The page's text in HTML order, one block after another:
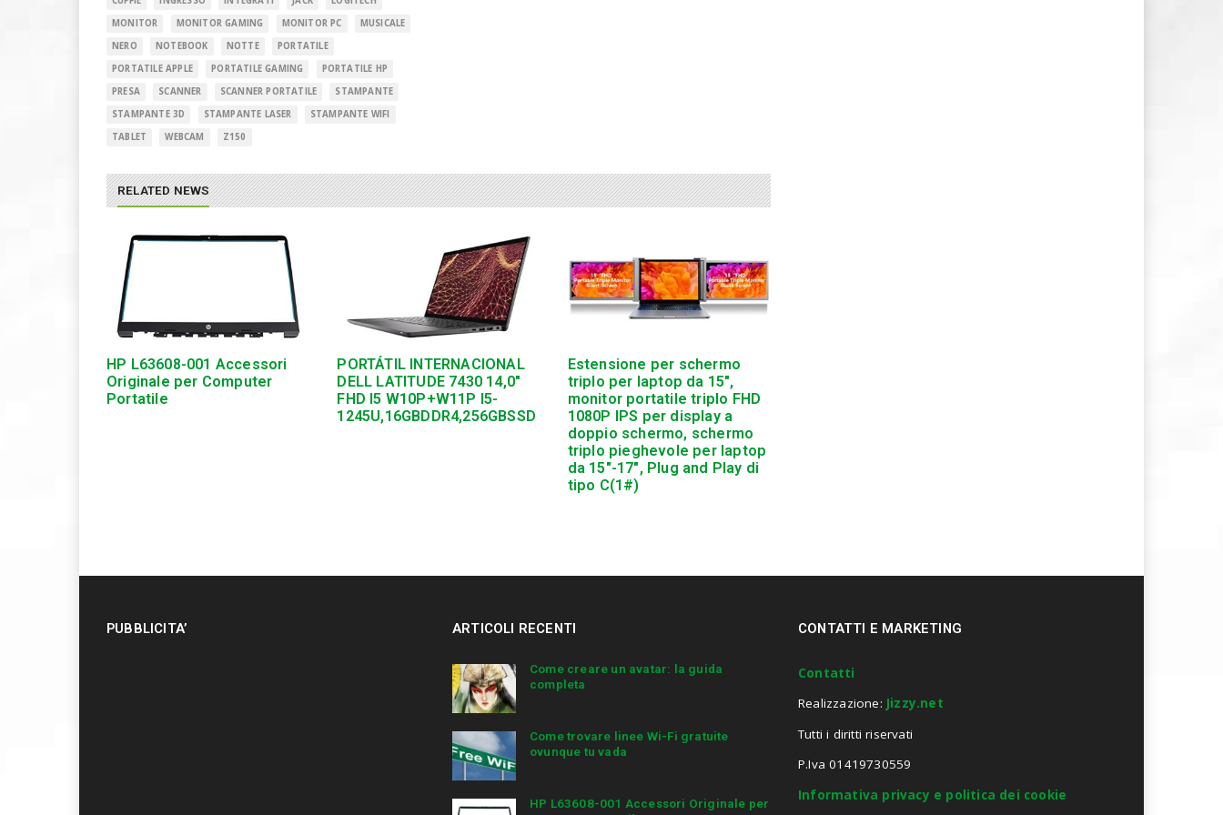
MONITOR
MONITOR GAMING MONITOR PC
MUSICALE
NERO
NOTEBOOK NOTTE
PORTATILE
PORTATILE APPLE
PORTATILE GAMING
PORTATILE HP
PRESA
SCANNER SCANNER PORTATILE
STAMPANTE
STAMPANTE 3D
STAMPANTE LASER
STAMPANTE WIFI
TABLET
WEBCAM Z150
RELATED NEWS
HP L63608-001 Accessori
Originale per Computer
Portatile
PORTÁTIL INTERNACIONAL
DELL LATITUDE 7430 14,0″
FHD I5 W10P+W11P I5-
1245U,16GBDDR4,256GBSSD
Estensione per schermo
triplo per laptop da 15″,
monitor portatile triplo FHD
1080P IPS per display a
doppio schermo, schermo
triplo pieghevole per laptop
da 15″-17″, Plug and Play di
tipo C(1#)
PUBBLICITA’ ARTICOLI RECENTI
Come creare un avatar: la guida
completa
Come trovare linee Wi-Fi gratuite
ovunque tu vada
HP L63608-001 Accessori Originale per
CONTATTI E MARKETING
Contatti
Realizzazione: Jizzy.net
Tutti i diritti riservati
P.Iva 01419730559
Informativa privacy e politica dei cookie